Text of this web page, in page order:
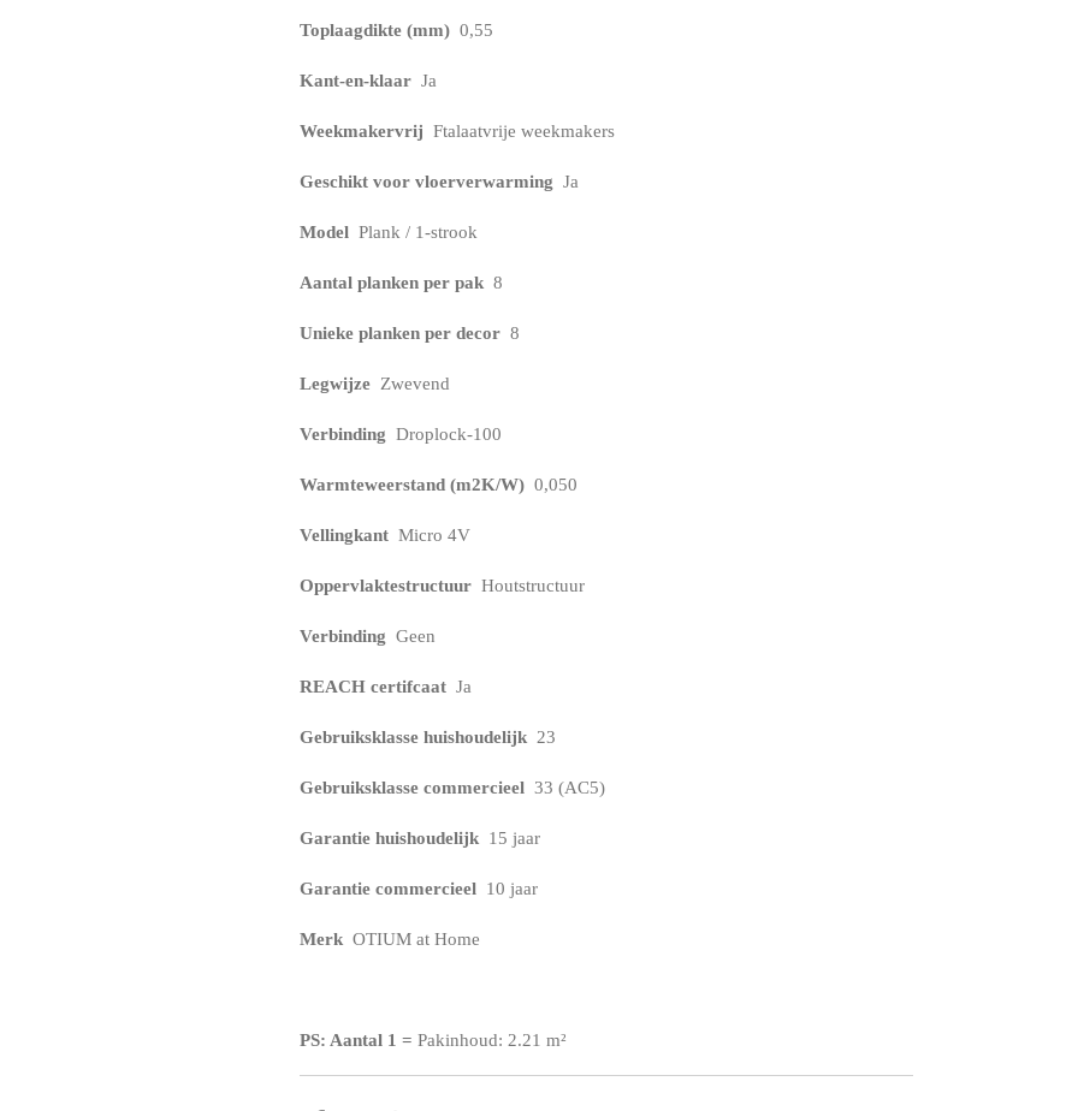
Toplaagdikte (mm) 0,55
Kant-en-klaar Ja
Weekmakervrij Ftalaatvrije weekmakers
Geschikt voor vloerverwarming Ja
Model Plank / 1-strook
Aantal planken per pak 8
Unieke planken per decor 8
Legwijze Zwevend
Verbinding Droplock-100
Warmteweerstand (m2K/W) 0,050
Vellingkant Micro 4V
Oppervlaktestructuur Houtstructuur
Verbinding Geen
REACH certifcaat Ja
Gebruiksklasse huishoudelijk 23
Gebruiksklasse commercieel 33 (AC5)
Garantie huishoudelijk 15 jaar
Garantie commercieel 10 jaar
Merk OTIUM at Home
PS: Aantal 1 = Pakinhoud: 2.21 m²